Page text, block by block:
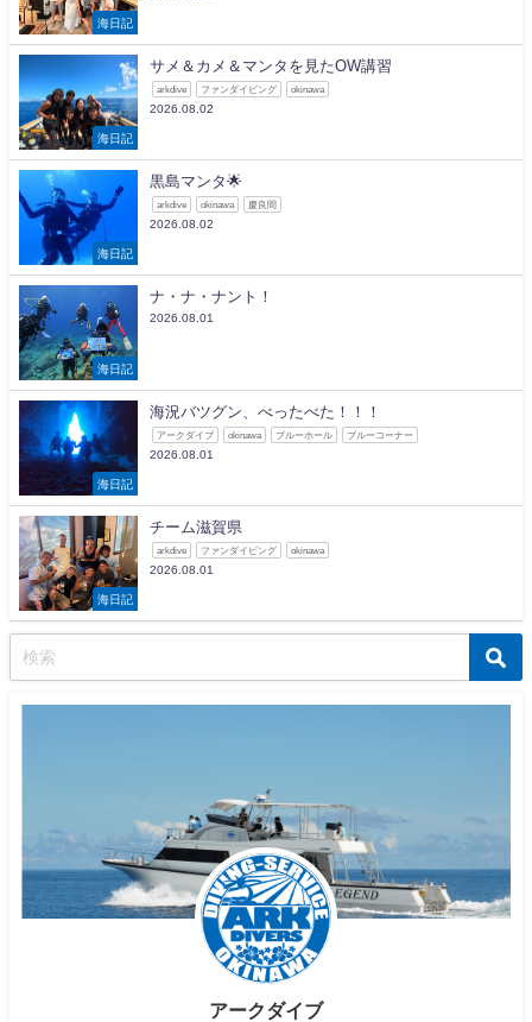
海日記
海日記
サメ＆カメ＆マンタを見たOW講習
arkdive ファンダイビング okinawa
2026.08.02
海日記
黒島マンタ🌟
arkdive okinawa 慶良間
2026.08.02
海日記
ナ・ナ・ナント！
2026.08.01
海日記
海況バツグン、べったべた！！！
アークダイブ okinawa ブルーホール ブルーコーナー
2026.08.01
海日記
チーム滋賀県
arkdive ファンダイビング okinawa
2026.08.01
アークダイブ